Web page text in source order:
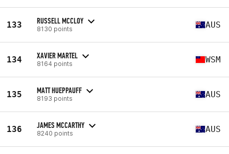
133 RUSSELL MCCLOY
8130 points AUS
134 XAVIER MARTEL
8164 points WSM
135 MATT HUEPPAUFF
8193 points AUS
136 JAMES MCCARTHY
8240 points AUS